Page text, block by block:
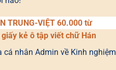
TRUNG-VIỆT 60.000 từ
kẻ ô tập viết chữ Hán
cá nhân Admin về Kinh